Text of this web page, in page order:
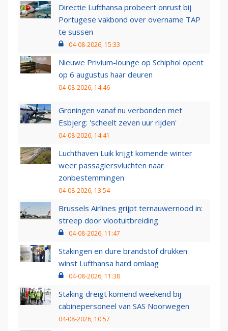
Directie Lufthansa probeert onrust bij
Portugese vakbond over overname TAP
te sussen
04-08-2026, 15:33
Nieuwe Privium-lounge op Schiphol opent
op 6 augustus haar deuren
04-08-2026, 14:46
Groningen vanaf nu verbonden met
Esbjerg: 'scheelt zeven uur rijden'
04-08-2026, 14:41
Luchthaven Luik krijgt komende winter
weer passagiersvluchten naar
zonbestemmingen
04-08-2026, 13:54
Brussels Airlines grijpt ternauwernood in:
streep door vlootuitbreiding
04-08-2026, 11:47
Stakingen en dure brandstof drukken
winst Lufthansa hard omlaag
04-08-2026, 11:38
Staking dreigt komend weekend bij
cabinepersoneel van SAS Noorwegen
04-08-2026, 10:57